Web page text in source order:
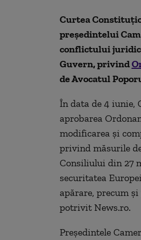
Curtea
preşedintelui
conflictului
Guvern, privind
de Avocatul
În data de 4 iunie,
aprobarea
modificarea şi
privind măsurile
Consiliului din 27
securitatea
apărare, precum
potrivit News.ro.
Preşedintele